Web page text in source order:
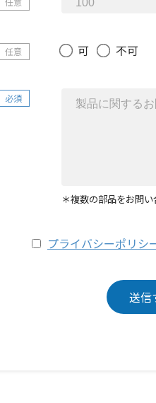
任意 可 不可
必須
＊複数の部品をお問
プライバシーポリシ